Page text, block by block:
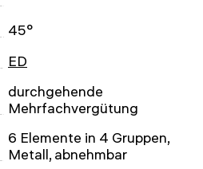
45°
ED
durchgehende
Mehrfachvergütung
6 Elemente in 4 Gruppen,
Metall, abnehmbar